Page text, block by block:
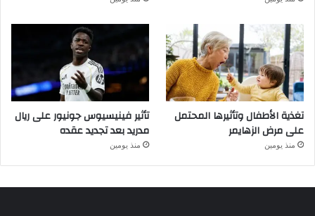
تغذية الأطفال وتأثيرها المحتمل
على مرض الزهايمر
منذ يومين
تأثير فينيسيوس جونيور على ريال
مدريد بعد تجديد عقده
منذ يومين